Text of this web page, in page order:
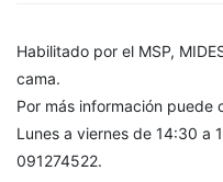
Habilitado por el MSP,
cama.
Por más información puede
Lunes a viernes de 14:30 a
091274522.